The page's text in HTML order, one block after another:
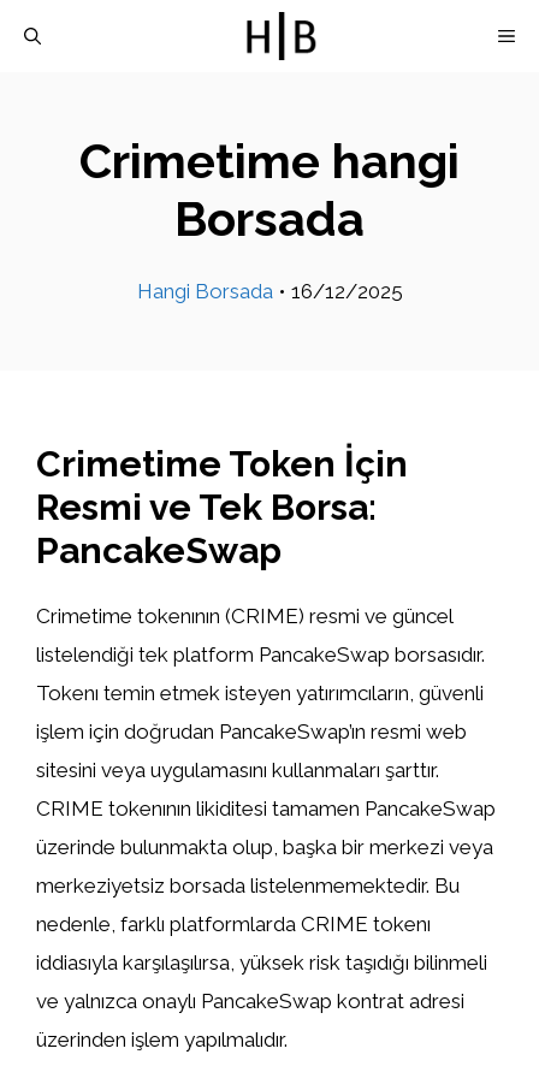
Crimetime hangi
Borsada
Hangi Borsada • 16/12/2025
Crimetime Token İçin
Resmi ve Tek Borsa:
PancakeSwap
Crimetime tokenının (CRIME) resmi ve güncel
listelendiği tek platform PancakeSwap borsasıdır.
Tokenı temin etmek isteyen yatırımcıların, güvenli
işlem için doğrudan PancakeSwap’ın resmi web
sitesini veya uygulamasını kullanmaları şarttır.
CRIME tokenının likiditesi tamamen PancakeSwap
üzerinde bulunmakta olup, başka bir merkezi veya
merkeziyetsiz borsada listelenmemektedir. Bu
nedenle, farklı platformlarda CRIME tokenı
iddiasıyla karşılaşılırsa, yüksek risk taşıdığı bilinmeli
ve yalnızca onaylı PancakeSwap kontrat adresi
üzerinden işlem yapılmalıdır.